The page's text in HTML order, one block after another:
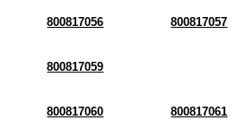
800817056 800817057
800817059
800817060 800817061